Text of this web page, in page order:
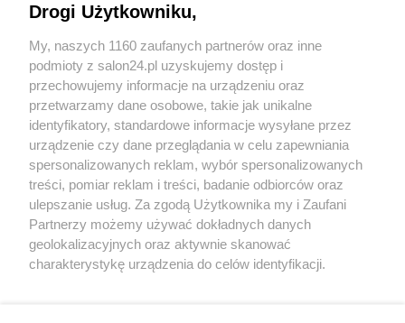
Sport
Społeczeństwo
Kultura
X Facebook Instagram Youtube
Drogi Użytkowniku,
My, naszych 1160 zaufanych partnerów oraz inne
podmioty z salon24.pl uzyskujemy dostęp i
przechowujemy informacje na urządzeniu oraz
przetwarzamy dane osobowe, takie jak unikalne
identyfikatory, standardowe informacje wysyłane przez
urządzenie czy dane przeglądania w celu zapewniania
spersonalizowanych reklam, wybór spersonalizowanych
treści, pomiar reklam i treści, badanie odbiorców oraz
ulepszanie usług. Za zgodą Użytkownika my i Zaufani
Partnerzy możemy używać dokładnych danych
geolokalizacyjnych oraz aktywnie skanować
charakterystykę urządzenia do celów identyfikacji.